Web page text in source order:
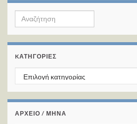
Search for:
KΑΤΗΓΟΡΊΕΣ
Kατηγορίες
ΑΡΧΕΙΟ / ΜΗΝΑ